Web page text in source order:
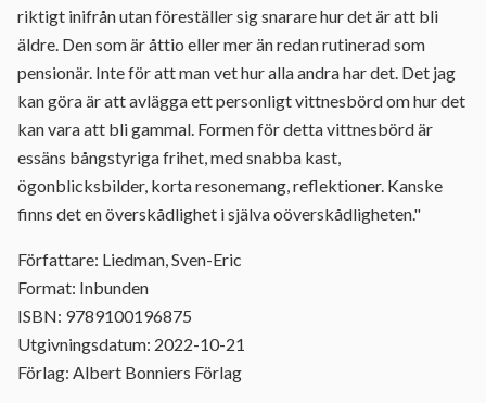
riktigt inifrån utan föreställer sig snarare hur det är att bli
äldre. Den som är åttio eller mer än redan rutinerad som
pensionär. Inte för att man vet hur alla andra har det. Det jag
kan göra är att avlägga ett personligt vittnesbörd om hur det
kan vara att bli gammal. Formen för detta vittnesbörd är
essäns bångstyriga frihet, med snabba kast,
ögonblicksbilder, korta resonemang, reflektioner. Kanske
finns det en överskådlighet i själva oöverskådligheten."
Författare: Liedman, Sven-Eric
Format: Inbunden
ISBN: 9789100196875
Utgivningsdatum: 2022-10-21
Förlag: Albert Bonniers Förlag